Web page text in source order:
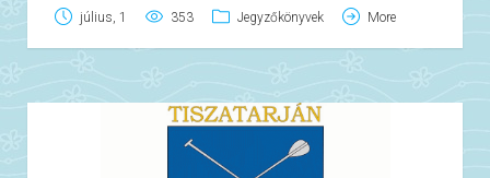
július, 1 353 Jegyzőkönyvek More